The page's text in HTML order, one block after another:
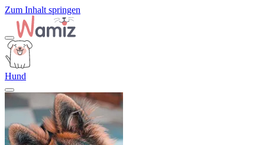
Zum Inhalt springen
Hund